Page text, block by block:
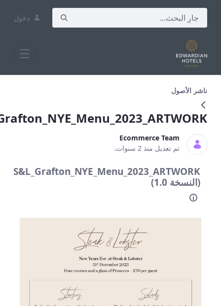
Ecommerce Team
تم تعديل منذ 2 سنوات.
1.0)